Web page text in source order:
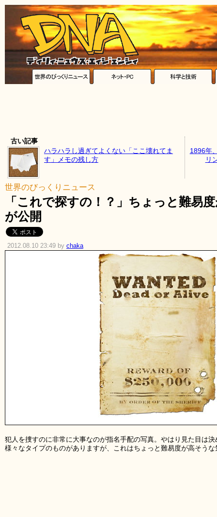
古い記事
ハラハラし過ぎてよくない「ここ壊れてま
す」メモの残し方
1896年
リ
世界のびっくりニュース
「これで探すの！？」ちょっと難易
が公開
2012.08.10 23:49 by chaka
犯人を捜すのに非常に大事なのが指名手配の写真。やはり見た目は
様々なタイプのものがありますが、これはちょっと難易度が高そう